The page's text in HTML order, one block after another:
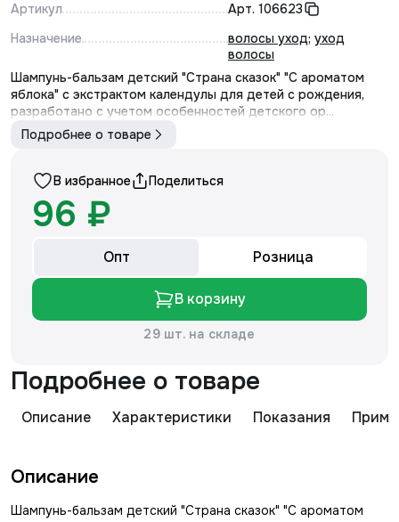
Артикул Арт. 106623
Назначение
волосы уход; уход
волосы
Шампунь-бальзам детский "Страна сказок" "С ароматом
яблока" с экстрактом календулы для детей с рождения,
разработано с учетом особенностей детского ор...
Подробнее о товаре
В избранное Поделиться
96 ₽
Опт Розница
В корзину
29 шт. на складе
Подробнее о товаре
Описание Характеристики Показания
Описание
Шампунь-бальзам детский "Страна сказок" "С ароматом